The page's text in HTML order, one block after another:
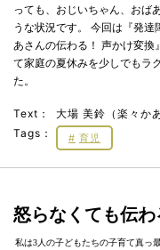
っても、おじいちゃん、おば
うな状況です。 今回は『発
あさんの伝わる！ 声かけ変
て家庭の夏休みを少しでもラ
た。
Text：
大場 美鈴（楽々か
Tags：
育児
怒らなくても伝わ
私は3人の子どもたちの子育て真っ